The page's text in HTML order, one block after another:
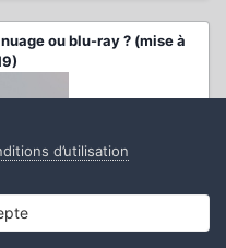
ou blu-ray ? (mise à
d’utilisation